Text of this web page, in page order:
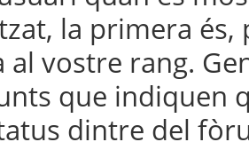
la primera
al vostre rang.
que indiquen
dintre del